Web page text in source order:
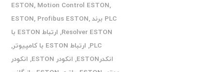
ESTON, Motion Control ESTON,
PLC برند ESTON
, Profibus ESTON,
Resolver ESTON
,
ارتباط ESTON با
PLC
, ارتباط ESTON با کامپیوتر
,
انکدرESTON
, انکودر ESTON , انکودر